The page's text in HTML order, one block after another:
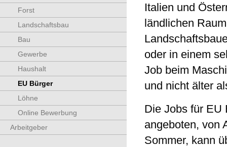
Forst
Landschaftsbau
Bau
Gewerbe
Haushalt
EU Bürger
Löhne
Online Bewerbung
Arbeitgeber
Italien und
ländlichen
oder in einem
Job beim
und nicht älter
Die Jobs für EU
angeboten, von
Sommer, kann